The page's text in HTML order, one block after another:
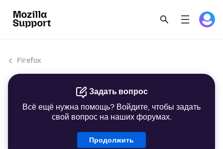
Firefox
Задать вопрос
Всё ещё нужна помощь? Войдите, чтобы задать
свой вопрос на наших форумах.
Продолжить